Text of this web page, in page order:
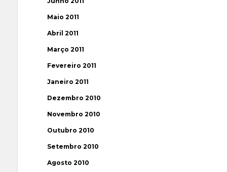
Maio 2011
Abril 2011
Março 2011
Fevereiro 2011
Janeiro 2011
Dezembro 2010
Novembro 2010
Outubro 2010
Setembro 2010
Agosto 2010